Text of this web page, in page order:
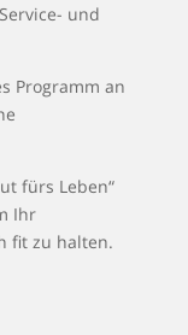
und
Programm an
fürs Leben“
Ihr
fit zu halten.